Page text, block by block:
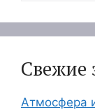
Свежие
Атмосфера